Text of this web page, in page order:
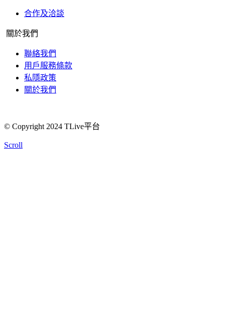
合作及洽談
關於我們
聯絡我們
用戶服務條款
私隱政策
關於我們
© Copyright 2024 TLive平台
Scroll